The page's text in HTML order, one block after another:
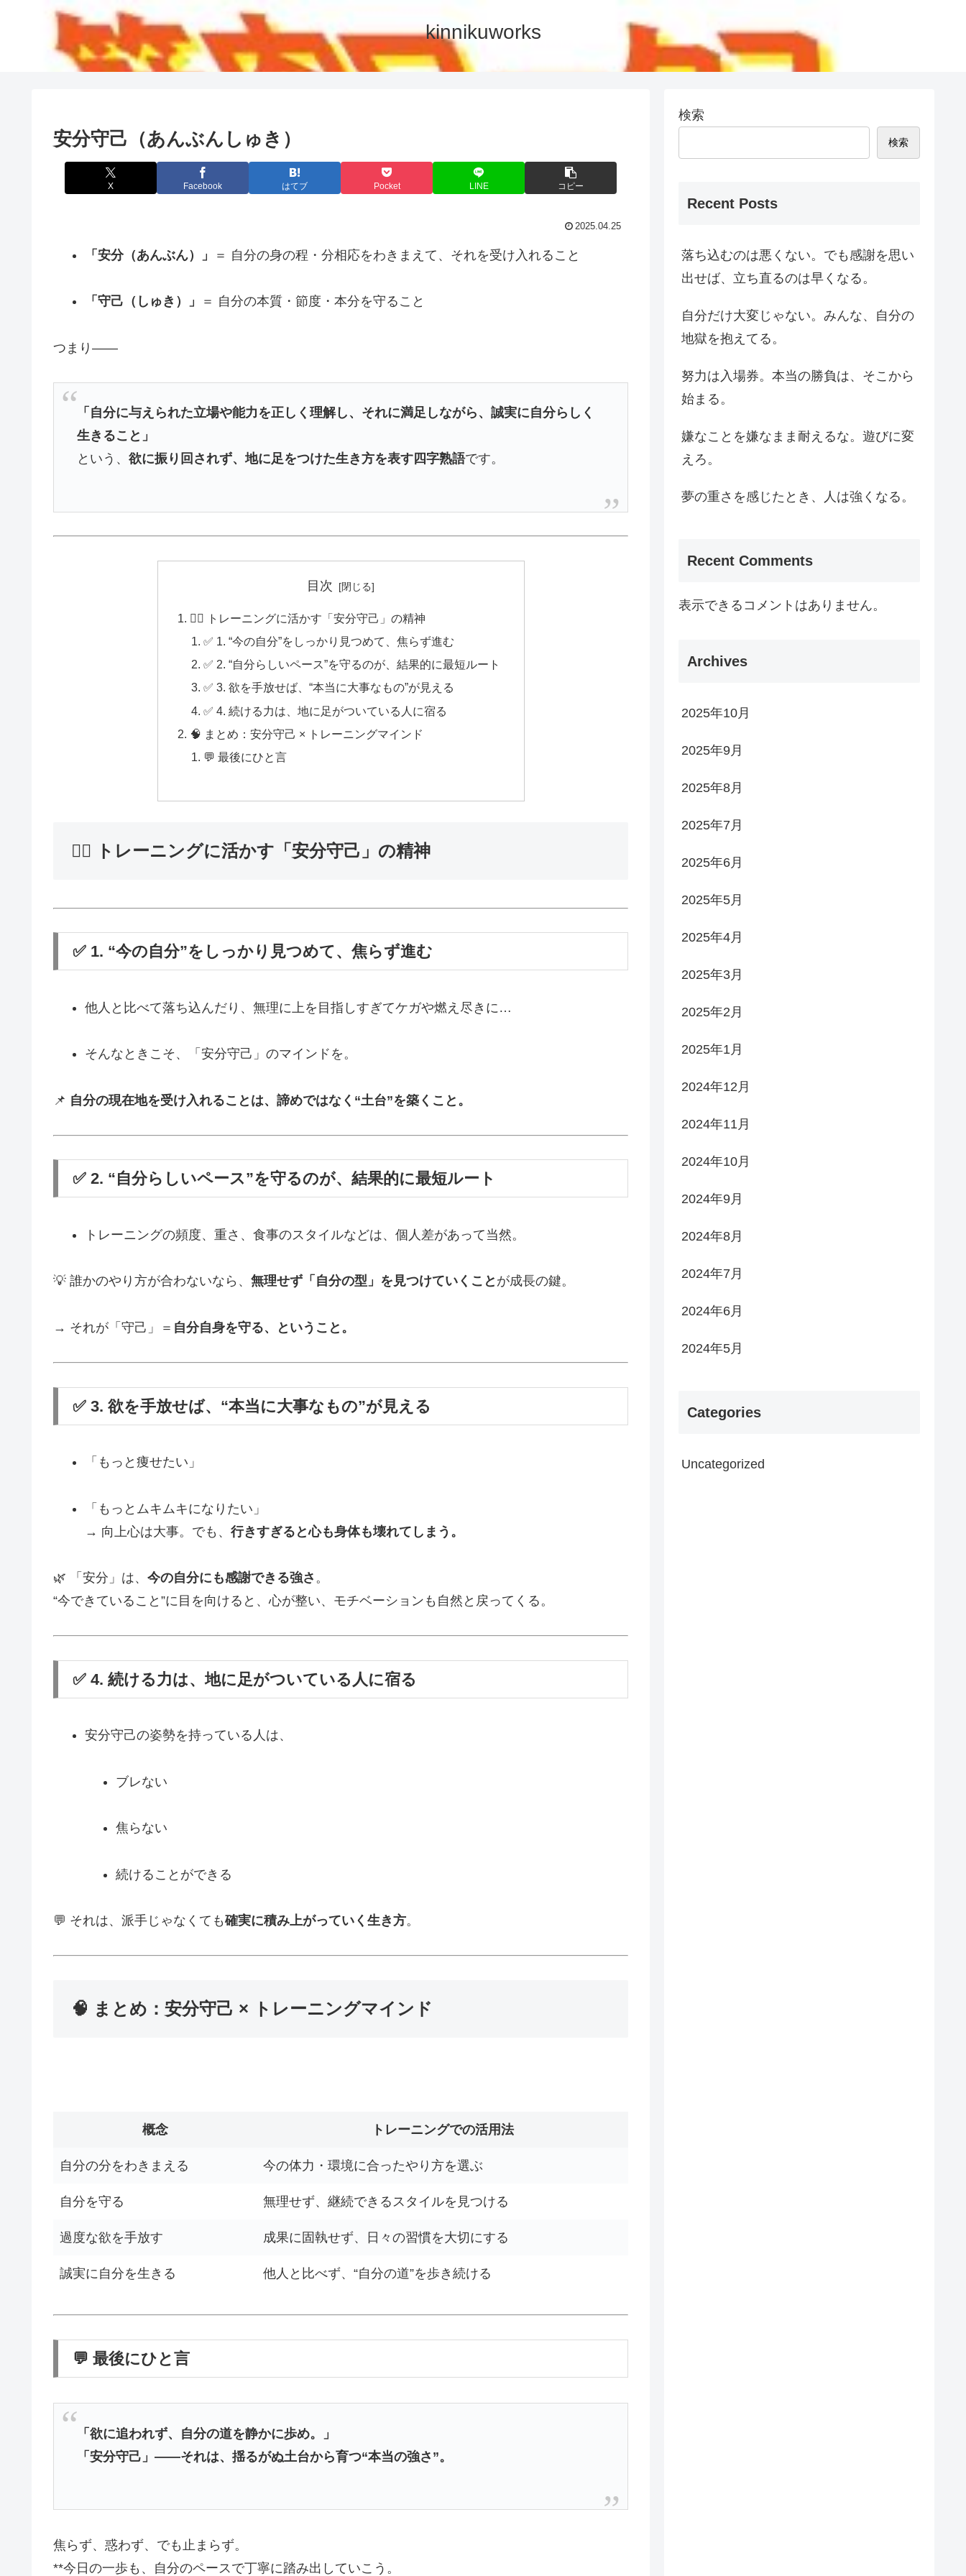
kinnikuworks
安分守己（あんぶんしゅき）
X Facebook はてブ Pocket LINE コピー
2025.04.25
「安分（あんぶん）」 ＝ 自分の身の程・分相応をわきまえて、それを受け入れること
「守己（しゅき）」 ＝ 自分の本質・節度・本分を守ること
つまり――
「自分に与えられた立場や能力を正しく理解し、それに満足しながら、誠実に自分らしく
生きること」
という、欲に振り回されず、地に足をつけた生き方を表す四字熟語です。
目次
🏋️‍♂️ トレーニングに活かす「安分守己」の精神
✅ 1. “今の自分”をしっかり見つめて、焦らず進む
✅ 2. “自分らしいペース”を守るのが、結果的に最短ルート
✅ 3. 欲を手放せば、“本当に大事なもの”が見える
✅ 4. 続ける力は、地に足がついている人に宿る
🧠 まとめ：安分守己 × トレーニングマインド
💬 最後にひと言
🏋️‍♂️ トレーニングに活かす「安分守己」の精神
✅ 1. “今の自分”をしっかり見つめて、焦らず進む
他人と比べて落ち込んだり、無理に上を目指しすぎてケガや燃え尽きに…
そんなときこそ、「安分守己」のマインドを。
📌 自分の現在地を受け入れることは、諦めではなく“土台”を築くこと。
✅ 2. “自分らしいペース”を守るのが、結果的に最短ルート
トレーニングの頻度、重さ、食事のスタイルなどは、個人差があって当然。
💡 誰かのやり方が合わないなら、 無理せず「自分の型」を見つけていくこと が成長の鍵。
→ それが「守己」＝ 自分自身を守る、ということ。
✅ 3. 欲を手放せば、“本当に大事なもの”が見える
「もっと痩せたい」
「もっとムキムキになりたい」
→ 向上心は大事。でも、 行きすぎると心も身体も壊れてしまう。
🌿 「安分」は、 今の自分にも感謝できる強さ 。
“今できていること”に目を向けると、心が整い、モチベーションも自然と戻ってくる。
✅ 4. 続ける力は、地に足がついている人に宿る
安分守己の姿勢を持っている人は、
ブレない
焦らない
続けることができる
💬 それは、派手じゃなくても確実に積み上がっていく生き方。
🧠 まとめ：安分守己 × トレーニングマインド
概念 トレーニングでの活用法
自分の分をわきまえる 今の体力・環境に合ったやり方を選ぶ
自分を守る 無理せず、継続できるスタイルを見つける
過度な欲を手放す 成果に固執せず、日々の習慣を大切にする
誠実に自分を生きる 他人と比べず、“自分の道”を歩き続ける
💬 最後にひと言
「欲に追われず、自分の道を静かに歩め。」
「安分守己」――それは、揺るがぬ土台から育つ“本当の強さ”。
焦らず、惑わず、でも止まらず。
**今日の一歩も、自分のペースで丁寧に踏み出していこう。
検索
検索
Recent Posts
落ち込むのは悪くない。でも感謝を思い
出せば、立ち直るのは早くなる。
自分だけ大変じゃない。みんな、自分の
地獄を抱えてる。
努力は入場券。本当の勝負は、そこから
始まる。
嫌なことを嫌なまま耐えるな。遊びに変
えろ。
夢の重さを感じたとき、人は強くなる。
Recent Comments
表示できるコメントはありません。
Archives
2025年10月
2025年9月
2025年8月
2025年7月
2025年6月
2025年5月
2025年4月
2025年3月
2025年2月
2025年1月
2024年12月
2024年11月
2024年10月
2024年9月
2024年8月
2024年7月
2024年6月
2024年5月
Categories
Uncategorized